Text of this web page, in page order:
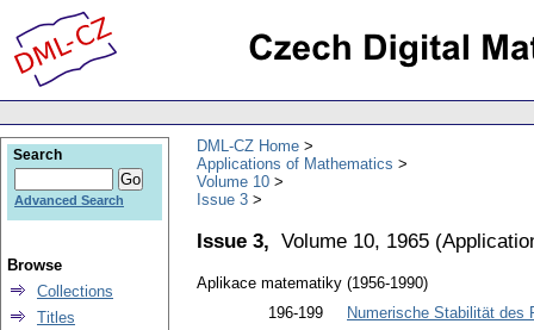
DML-CZ Home
Applications of Mathematics
Volume 10
Issue 3
Issue 3, Volume 10, 1965 (
Aplikace matematiky (1956-1990)
196-199
Numerische Stabilität des
Search
Advanced Search
Browse
Collections
Titles